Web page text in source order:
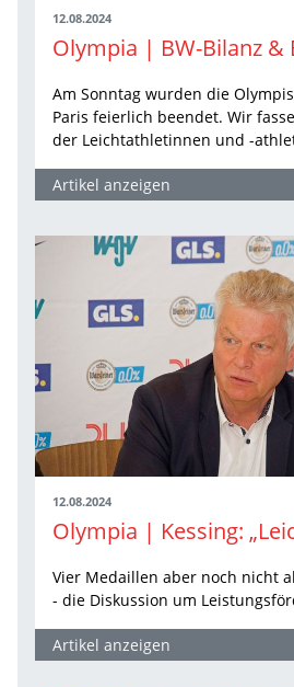
12.08.2024
Olympia | BW-Bilanz &
Am Sonntag wurden die
Paris feierlich beendet. Wir
der Leichtathletinnen und -
Artikel anzeigen
12.08.2024
Vier Medaillen aber noch nicht
- die Diskussion um
Artikel anzeigen